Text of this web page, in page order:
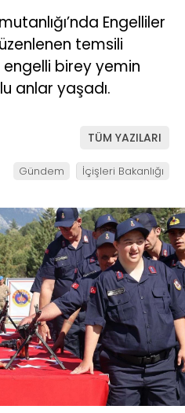
Engelliler
temsili
birey yemin
anlar yaşadı.
TÜM YAZILARI
Gündem İçişleri Bakanlığı